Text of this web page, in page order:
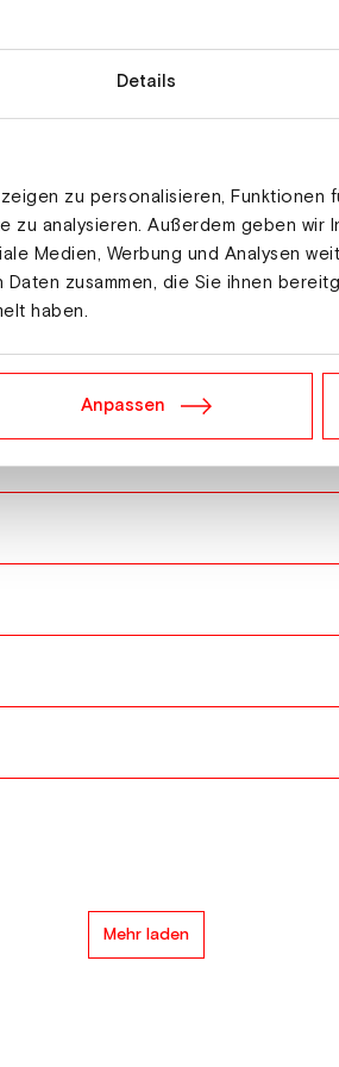
Details
zu personalisieren, Funktionen
zu analysieren. Außerdem geben wir
Medien, Werbung und Analysen
zusammen, die Sie ihnen
haben.
Anpassen
Mehr laden